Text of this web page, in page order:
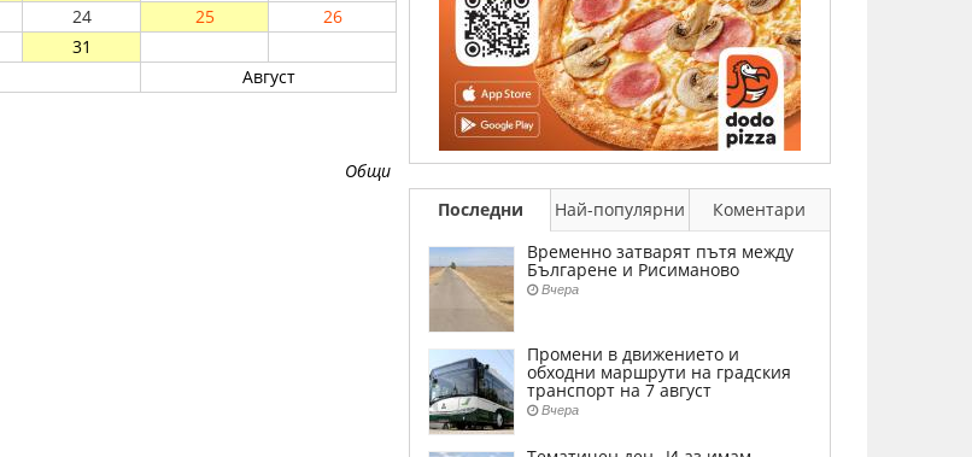
24 25
26
31
Август
Общи
Последни
Най-популярни
Коментари
Временно затварят пътя между
Българене и Рисиманово
Вчера
Промени в движението и
обходни маршрути на градския
транспорт на 7 август
Вчера